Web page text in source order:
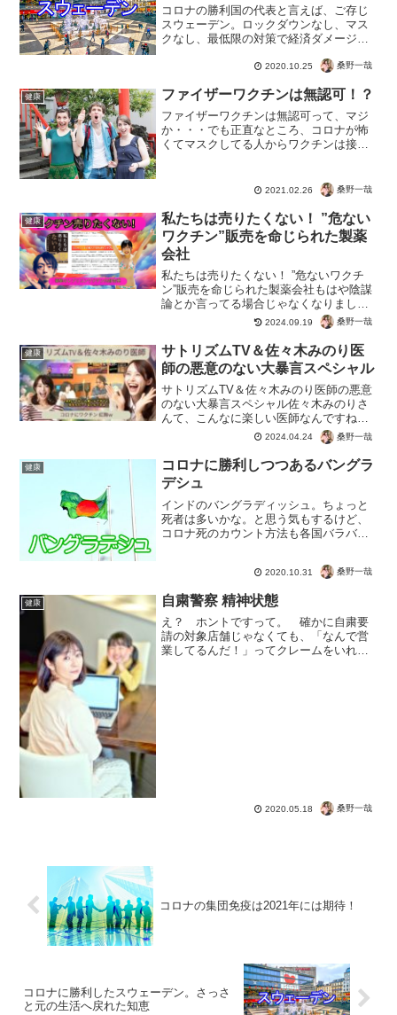
コロナの勝利国の代表と言えば、ご存じ
スウェーデン。ロックダウンなし、マス
クなし、最低限の対策で経済ダメージも
られるのか？ なんの差なんでしょう？多
しいとされる感染症対策...
2020.10.25 桑野一哉
健康 ファイザーワクチンは無認可！？
ファイザーワクチンは無認可って、マジ
か・・・でも正直なところ、コロナが怖
くてマスクしてる人からワクチンは接種↓
問題がでれば接種は中止になるでしょう
2021.02.26 桑野一哉
健康
私たちは売りたくない！ ”危ない
ワクチン”販売を命じられた製薬
会社
私たちは売りたくない！ ”危ないワクチ
ン”販売を命じられた製薬会社もはや陰謀
論とか言ってる場合じゃなくなりました
ね。Meiji Seika ファルマ株式会社の現役
社員って・・・「私たちは売りたくな
い！ ”危ないワクチン”販売を命じられた
製薬...
2024.09.19 桑野一哉
健康
サトリズムTV＆佐々木みのり医
師の悪意のない大暴言スペシャル
サトリズムTV＆佐々木みのり医師の悪意
のない大暴言スペシャル佐々木みのりさ
んて、こんなに楽しい医師なんですね。
しかも診療所がホールになってるって、
ぶっとんでる。反ワクというか茶番に気
づいてる人って、個性が強すぎる。そし
ておもしろくて、コロナ...
2024.04.24 桑野一哉
健康
コロナに勝利しつつあるバングラ
デシュ
インドのバングラディッシュ。ちょっと
死者は多いかな。と思う気もするけど、
コロナ死のカウント方法も各国バラバラ
いだろうから、自分でしっかり情報収集
するんですよ。じゃないと...
2020.10.31 桑野一哉
健康 自粛警察 精神状態
え？ ホントですって。 確かに自粛要
請の対象店舗じゃなくても、「なんで営
業してるんだ！」ってクレームをいれて
2020.05.18 桑野一哉
コロナの集団免疫は2021年には期待！
コロナに勝利したスウェーデン。さっさ
と元の生活へ戻れた知恵